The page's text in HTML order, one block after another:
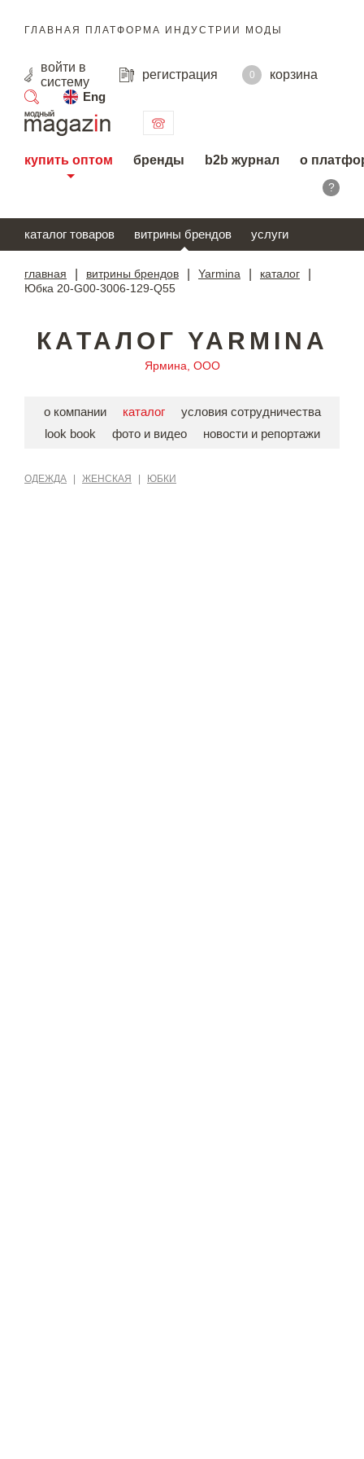
ГЛАВНАЯ ПЛАТФОРМА ИНДУСТРИИ МОДЫ
войти в
систему
регистрация 0
корзина
Eng
поиск
купить оптом бренды b2b журнал о
?
каталог товаров витрины брендов услуги
главная витрины брендов Yarmina каталог
Юбка 20-G00-3006-129-Q55
КАТАЛОГ YARMINA
Ярмина, ООО
о компании каталог
условия сотрудничества
look book
фото и видео новости и репортажи
ОДЕЖДА ЖЕНСКАЯ ЮБКИ